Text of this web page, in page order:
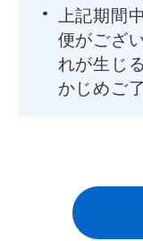
上記期間
便がござ
れが生じ
かじめご